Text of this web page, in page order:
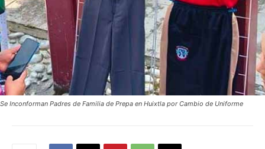
Se Inconforman Padres de Familia de Prepa en Huixtla por Cambio de Uniforme